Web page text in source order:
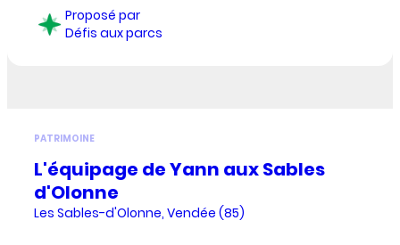
Proposé par
Défis aux parcs
PATRIMOINE
L'équipage de Yann aux Sables
d'Olonne
Les Sables-d'Olonne, Vendée (85)